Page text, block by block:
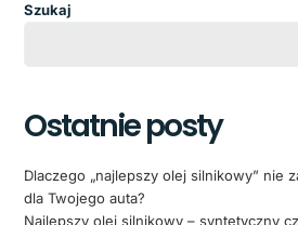
Szukaj
Ostatnie posty
Dlaczego „najlepszy olej silnikowy” nie
dla Twojego auta?
Najlepszy olej silnikowy – syntetyczny